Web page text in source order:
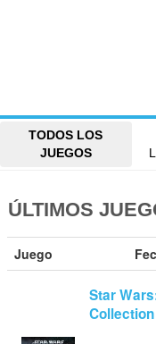
TODOS LOS
JUEGOS
ÚLTIMOS
Juego
Star
Collection